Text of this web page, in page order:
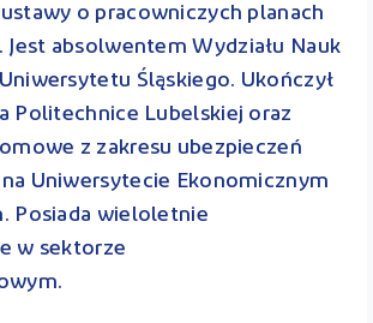
o pracowniczych planach
Jest absolwentem Wydziału Nauk
Śląskiego. Ukończył
Politechnice Lubelskiej oraz
z zakresu ubezpieczeń
Uniwersytecie Ekonomicznym
Posiada wieloletnie
w sektorze